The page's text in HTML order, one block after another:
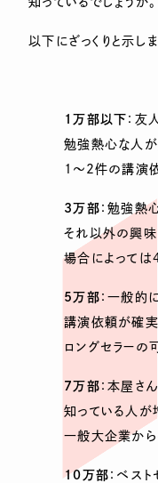
以下にざっくりと示しま
1万部以下 ：友
勉強熱心な人が
1～2件の講演
3万部 ：勉強熱
それ以外の興
場合によって
5万部 ：一般的
講演依頼が確実
ロングセラーの
7万部 ：本屋さ
知っている人が
一般大企業か
10万部 ：ベスト